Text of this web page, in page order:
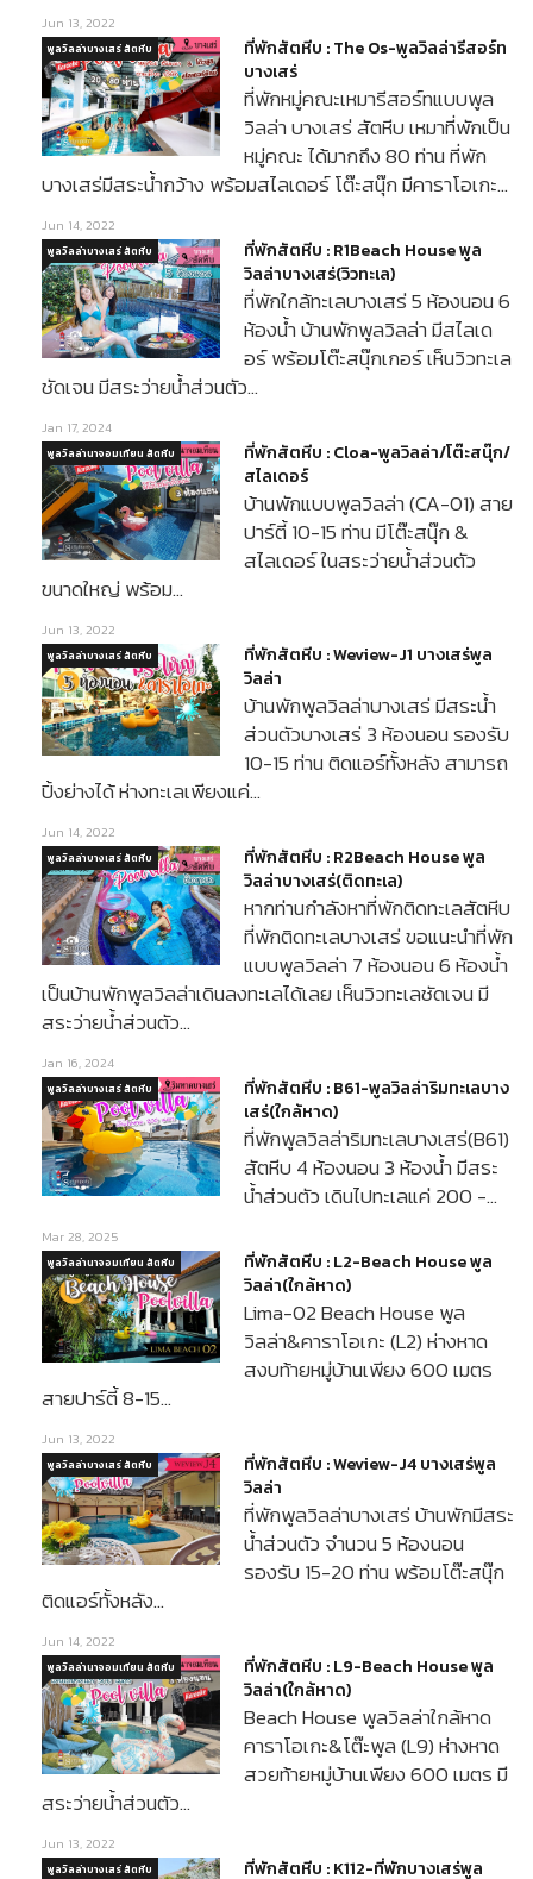
Jun 13, 2022
ที่พักสัตหีบ : The Os-พูลวิลล่ารีสอร์ท
บางเสร่
ที่พักหมู่คณะเหมารีสอร์ทแบบพูล
วิลล่า บางเสร่ สัตหีบ เหมาที่พักเป็น
หมู่คณะ ได้มากถึง 80 ท่าน ที่พัก
บางเสร่มีสระน้ำกว้าง พร้อมสไลเดอร์ โต๊ะสนุ๊ก มีคาราโอเกะ…
พูลวิลล่าบางเสร่ สัตหีบ
Jun 14, 2022
ที่พักสัตหีบ : R1Beach House พูล
วิลล่าบางเสร่(วิวทะเล)
ที่พักใกล้ทะเลบางเสร่ 5 ห้องนอน 6
ห้องน้ำ บ้านพักพูลวิลล่า มีสไลเด
อร์ พร้อมโต๊ะสนุ๊กเกอร์ เห็นวิวทะเล
ชัดเจน มีสระว่ายน้ำส่วนตัว…
พูลวิลล่าบางเสร่ สัตหีบ
Jan 17, 2024
ที่พักสัตหีบ : Cloa-พูลวิลล่า/โต๊ะสนุ๊ก/
สไลเดอร์
บ้านพักแบบพูลวิลล่า (CA-01) สาย
ปาร์ตี้ 10-15 ท่าน มีโต๊ะสนุ๊ก &
สไลเดอร์ ในสระว่ายน้ำส่วนตัว
ขนาดใหญ่ พร้อม…
พูลวิลล่านาจอมเทียน สัตหีบ
Jun 13, 2022
ที่พักสัตหีบ : Weview-J1 บางเสร่พูล
วิลล่า
บ้านพักพูลวิลล่าบางเสร่ มีสระน้ำ
ส่วนตัวบางเสร่ 3 ห้องนอน รองรับ
10-15 ท่าน ติดแอร์ทั้งหลัง สามารถ
ปิ้งย่างได้ ห่างทะเลเพียงแค่…
พูลวิลล่าบางเสร่ สัตหีบ
Jun 14, 2022
ที่พักสัตหีบ : R2Beach House พูล
วิลล่าบางเสร่(ติดทะเล)
หากท่านกำลังหาที่พักติดทะเลสัตหีบ
ที่พักติดทะเลบางเสร่ ขอแนะนำที่พัก
แบบพูลวิลล่า 7 ห้องนอน 6 ห้องน้ำ
เป็นบ้านพักพูลวิลล่าเดินลงทะเลได้เลย เห็นวิวทะเลชัดเจน มี
สระว่ายน้ำส่วนตัว…
พูลวิลล่าบางเสร่ สัตหีบ
Jan 16, 2024
ที่พักสัตหีบ : B61-พูลวิลล่าริมทะเลบาง
เสร่(ใกล้หาด)
ที่พักพูลวิลล่าริมทะเลบางเสร่(B61)
สัตหีบ 4 ห้องนอน 3 ห้องน้ำ มีสระ
น้ำส่วนตัว เดินไปทะเลแค่ 200 -…
พูลวิลล่าบางเสร่ สัตหีบ
Mar 28, 2025
ที่พักสัตหีบ : L2-Beach House พูล
วิลล่า(ใกล้หาด)
Lima-02 Beach House พูล
วิลล่า&คาราโอเกะ (L2) ห่างหาด
สงบท้ายหมู่บ้านเพียง 600 เมตร
สายปาร์ตี้ 8-15…
พูลวิลล่านาจอมเทียน สัตหีบ
Jun 13, 2022
ที่พักสัตหีบ : Weview-J4 บางเสร่พูล
วิลล่า
ที่พักพูลวิลล่าบางเสร่ บ้านพักมีสระ
น้ำส่วนตัว จำนวน 5 ห้องนอน
รองรับ 15-20 ท่าน พร้อมโต๊ะสนุ๊ก
ติดแอร์ทั้งหลัง…
พูลวิลล่าบางเสร่ สัตหีบ
Jun 14, 2022
ที่พักสัตหีบ : L9-Beach House พูล
วิลล่า(ใกล้หาด)
Beach House พูลวิลล่าใกล้หาด
คาราโอเกะ&โต๊ะพูล (L9) ห่างหาด
สวยท้ายหมู่บ้านเพียง 600 เมตร มี
สระว่ายน้ำส่วนตัว…
พูลวิลล่านาจอมเทียน สัตหีบ
Jun 13, 2022
ที่พักสัตหีบ : K112-ที่พักบางเสร่พูล
พูลวิลล่าบางเสร่ สัตหีบ